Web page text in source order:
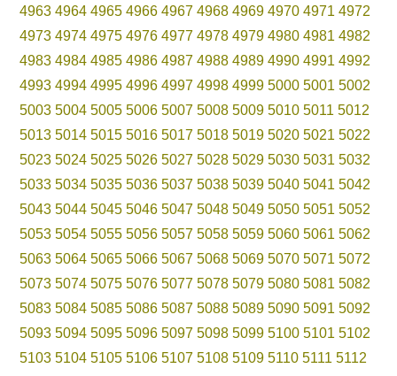
4963 4964 4965 4966 4967 4968 4969 4970 4971 4972
4973 4974 4975 4976 4977 4978 4979 4980 4981 4982
4983 4984 4985 4986 4987 4988 4989 4990 4991 4992
4993 4994 4995 4996 4997 4998 4999 5000 5001 5002
5003 5004 5005 5006 5007 5008 5009 5010 5011 5012
5013 5014 5015 5016 5017 5018 5019 5020 5021 5022
5023 5024 5025 5026 5027 5028 5029 5030 5031 5032
5033 5034 5035 5036 5037 5038 5039 5040 5041 5042
5043 5044 5045 5046 5047 5048 5049 5050 5051 5052
5053 5054 5055 5056 5057 5058 5059 5060 5061 5062
5063 5064 5065 5066 5067 5068 5069 5070 5071 5072
5073 5074 5075 5076 5077 5078 5079 5080 5081 5082
5083 5084 5085 5086 5087 5088 5089 5090 5091 5092
5093 5094 5095 5096 5097 5098 5099 5100 5101 5102
5103 5104 5105 5106 5107 5108 5109 5110 5111 5112